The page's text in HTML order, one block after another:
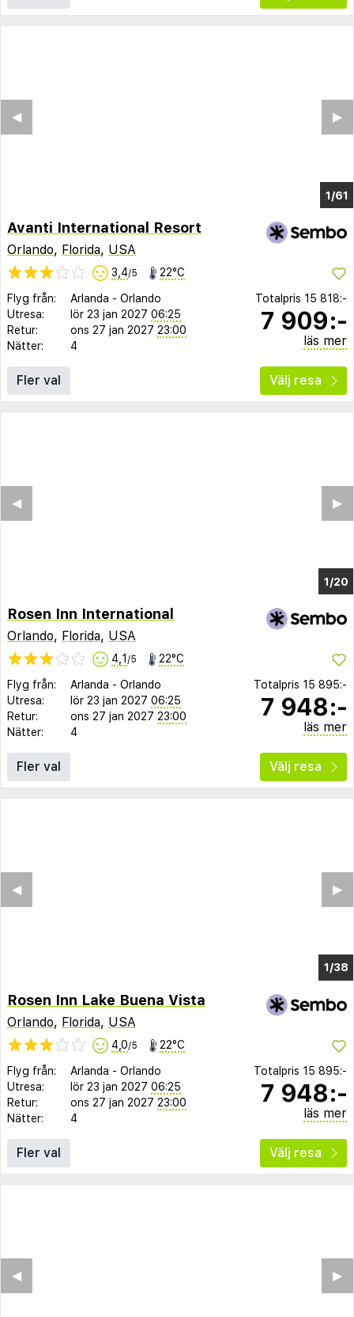
1/57
▶︎
◀︎
Avanti International Resort
Orlando, Florida, USA
3,4/5 22°C
Flyg från: Arlanda - Orlando
Utresa:
lör 23 jan 2027 06:25
Retur:
ons 27 jan 2027 23:00
Nätter:
4
Totalpris 15 818:-
7 909:-
läs mer
Fler val Välj resa
1/16
▶︎
◀︎
Rosen Inn International
Orlando, Florida, USA
4,1 /5 22°C
Flyg från: Arlanda - Orlando
Utresa:
lör 23 jan 2027 06:25
Retur:
ons 27 jan 2027 23:00
Nätter:
4
Totalpris 15 895:-
7 948:-
läs mer
Fler val Välj resa
1/34
▶︎
◀︎
Rosen Inn Lake Buena Vista
Orlando, Florida, USA
4,0/5 22°C
Flyg från: Arlanda - Orlando
Utresa:
lör 23 jan 2027 06:25
Retur:
ons 27 jan 2027 23:00
Nätter:
4
Totalpris 15 895:-
7 948:-
läs mer
Fler val Välj resa
▶︎
◀︎